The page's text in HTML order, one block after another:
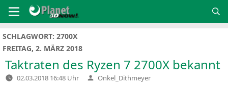
Inhalt
springen
SCHLAGWORT: 2700X
FREITAG, 2. MÄRZ 2018
Taktraten des Ryzen 7 2700X bekannt
02.03.2018 16:48 Uhr Verfasst
von
Onkel_Dithmeyer